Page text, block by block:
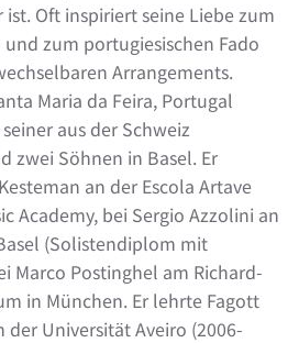
Oft inspiriert seine Liebe zum
zum portugiesischen Fado
Arrangements.
Maria da Feira, Portugal
aus der Schweiz
zwei Söhnen in Basel. Er
an der Escola Artave
Academy, bei Sergio Azzolini an
(Solistendiplom mit
Marco Postinghel am Richard-
in München. Er lehrte Fagott
Universität Aveiro (2006-